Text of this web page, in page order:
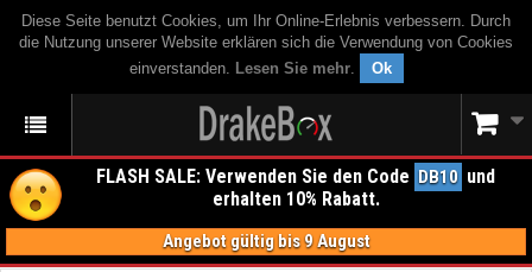
Diese Seite benutzt Cookies, um Ihr Online-Erlebnis verbessern. Durch
die Nutzung unserer Website erklären sich die Verwendung von Cookies
einverstanden. Lesen Sie mehr. Ok
FLASH SALE: Verwenden Sie den Code DB10 und
erhalten 10% Rabatt.
Angebot gültig bis 9 August